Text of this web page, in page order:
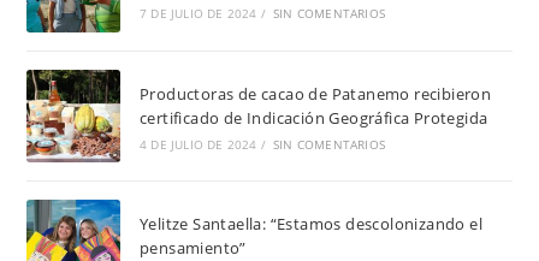
7 DE JULIO DE 2024 / SIN COMENTARIOS
Productoras de cacao de Patanemo recibieron
certificado de Indicación Geográfica Protegida
4 DE JULIO DE 2024 / SIN COMENTARIOS
Yelitze Santaella: “Estamos descolonizando el
pensamiento”